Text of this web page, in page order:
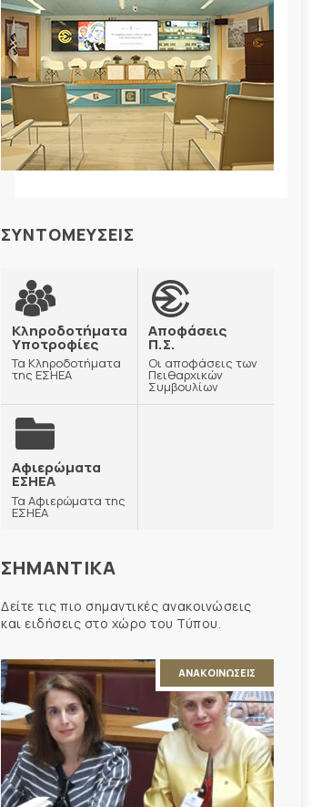
ΣΥΝΤΟΜΕΥΣΕΙΣ
Κληροδοτήματα
Υποτροφίες
Τα Κληροδοτήματα
της ΕΣΗΕΑ
Αποφάσεις
Π.Σ.
Οι αποφάσεις των
Πειθαρχικών
Συμβουλίων
Αφιερώματα
ΕΣΗΕΑ
Τα Αφιερώματα της
ΕΣΗΕΑ
ΣΗΜΑΝΤΙΚΑ
Δείτε τις πιο σημαντικές ανακοινώσεις
και ειδήσεις στο χώρο του Τύπου.
ΑΝΑΚΟΙΝΩΣΕΙΣ